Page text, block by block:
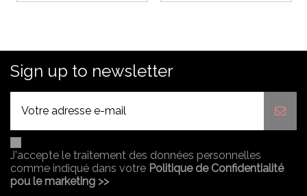
Sign up to newsletter
J'accepte le traitement des données personnelles
comme indiqué dans votre Politique de Confidentialité
pou le marketing >>